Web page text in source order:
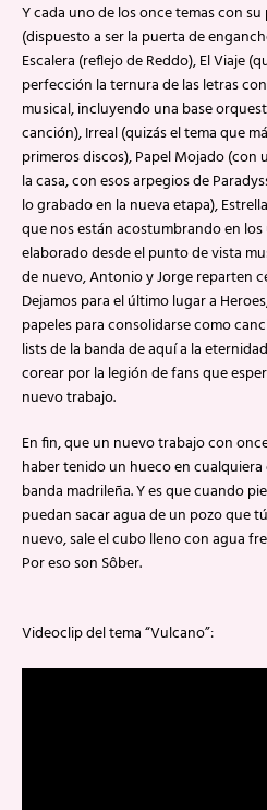
Y cada uno de los once temas con
(dispuesto a ser la puerta de
Escalera (reflejo de Reddo), El Viaje
perfección la ternura de las letras
musical, incluyendo una base
canción), Irreal (quizás el tema que
primeros discos), Papel Mojado (con
la casa, con esos arpegios de
lo grabado en la nueva etapa),
que nos están acostumbrando en
elaborado desde el punto de vista
de nuevo, Antonio y Jorge reparten
Dejamos para el último lugar a
papeles para consolidarse como
lists de la banda de aquí a la
corear por la legión de fans que
nuevo trabajo.
En fin, que un nuevo trabajo con
haber tenido un hueco en
banda madrileña. Y es que cuando
puedan sacar agua de un pozo que
nuevo, sale el cubo lleno con agua
Por eso son Sôber.
Videoclip del tema “Vulcano”: